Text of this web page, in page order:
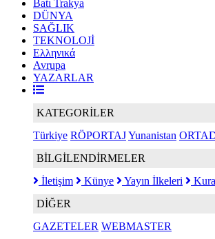
Batı Trakya
DÜNYA
SAĞLIK
TEKNOLOJİ
Ελληνικά
Avrupa
YAZARLAR
KATEGORİLER
Türkiye RÖPORTAJYunanistan
BİLGİLENDİRMELER
İletişim
Künye Yayın İlkeleri
DİĞER
GAZETELER WEBMASTER